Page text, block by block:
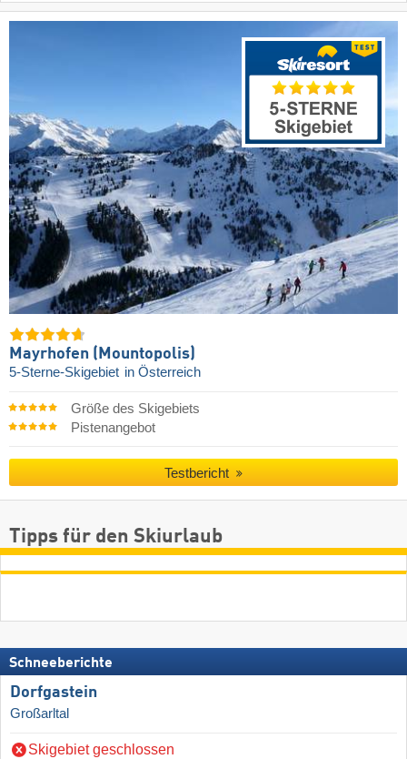
Mayrhofen (Mountopolis)
5-Sterne-Skigebiet in Österreich
Größe des Skigebiets
Pistenangebot
Testbericht
Tipps für den Skiurlaub
Schneeberichte
Dorfgastein
Großarltal
Skigebiet geschlossen